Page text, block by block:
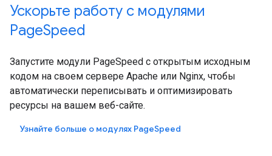
Ускорьте работу с модулями
PageSpeed
Запустите модули PageSpeed ​​с открытым исходным
кодом на своем сервере Apache или Nginx, чтобы
автоматически переписывать и оптимизировать
ресурсы на вашем веб-сайте.
Узнайте больше о модулях PageSpeed